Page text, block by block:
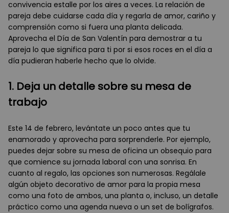
convivencia estalle por los aires a veces. La relación de
pareja debe cuidarse cada día y regarla de amor, cariño y
comprensión como si fuera una planta delicada.
Aprovecha el Día de San Valentín para demostrar a tu
pareja lo que significa para ti por si esos roces en el día a
día pudieran haberle hecho que lo olvide.
1. Deja un detalle sobre su mesa de
trabajo
Este 14 de febrero, levántate un poco antes que tu
enamorado y aprovecha para sorprenderle. Por ejemplo,
puedes dejar sobre su mesa de oficina un obsequio para
que comience su jornada laboral con una sonrisa. En
cuanto al regalo, las opciones son numerosas. Regálale
algún objeto decorativo de amor para la propia mesa
como una foto de ambos, una planta o, incluso, un detalle
práctico como una agenda nueva o un set de bolígrafos.